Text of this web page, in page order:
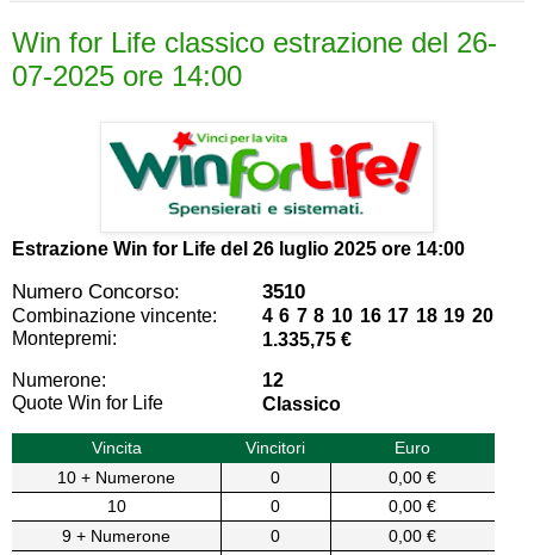
Win for Life classico estrazione del 26-
07-2025 ore 14:00
Estrazione Win for Life del 26 luglio 2025 ore 14:00
Numero Concorso: 3510
Combinazione vincente:
4 6 7 8 10 16 17 18 19 20
Montepremi:
1.335,75 €
Numerone:
12
Quote Win for Life
Classico
Vincita Vincitori
Euro
10 + Numerone
0
0,00 €
10
0
0,00 €
9 + Numerone
0
0,00 €